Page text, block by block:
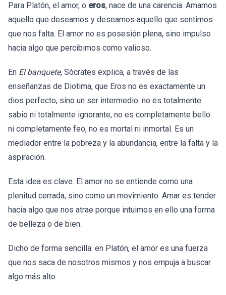
Para Platón, el amor, o eros, nace de una carencia. Amamos
aquello que deseamos y deseamos aquello que sentimos
que nos falta. El amor no es posesión plena, sino impulso
hacia algo que percibimos como valioso.
En El banquete, Sócrates explica, a través de las
enseñanzas de Diotima, que Eros no es exactamente un
dios perfecto, sino un ser intermedio: no es totalmente
sabio ni totalmente ignorante, no es completamente bello
ni completamente feo, no es mortal ni inmortal. Es un
mediador entre la pobreza y la abundancia, entre la falta y la
aspiración.
Esta idea es clave. El amor no se entiende como una
plenitud cerrada, sino como un movimiento. Amar es tender
hacia algo que nos atrae porque intuimos en ello una forma
de belleza o de bien.
Dicho de forma sencilla: en Platón, el amor es una fuerza
que nos saca de nosotros mismos y nos empuja a buscar
algo más alto.